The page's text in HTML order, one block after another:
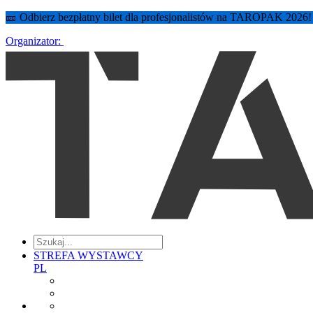
🎫 Odbierz bezpłatny bilet dla profesjonalistów na TAROPAK
Organizator:
STREFA WYSTAWCY
PL